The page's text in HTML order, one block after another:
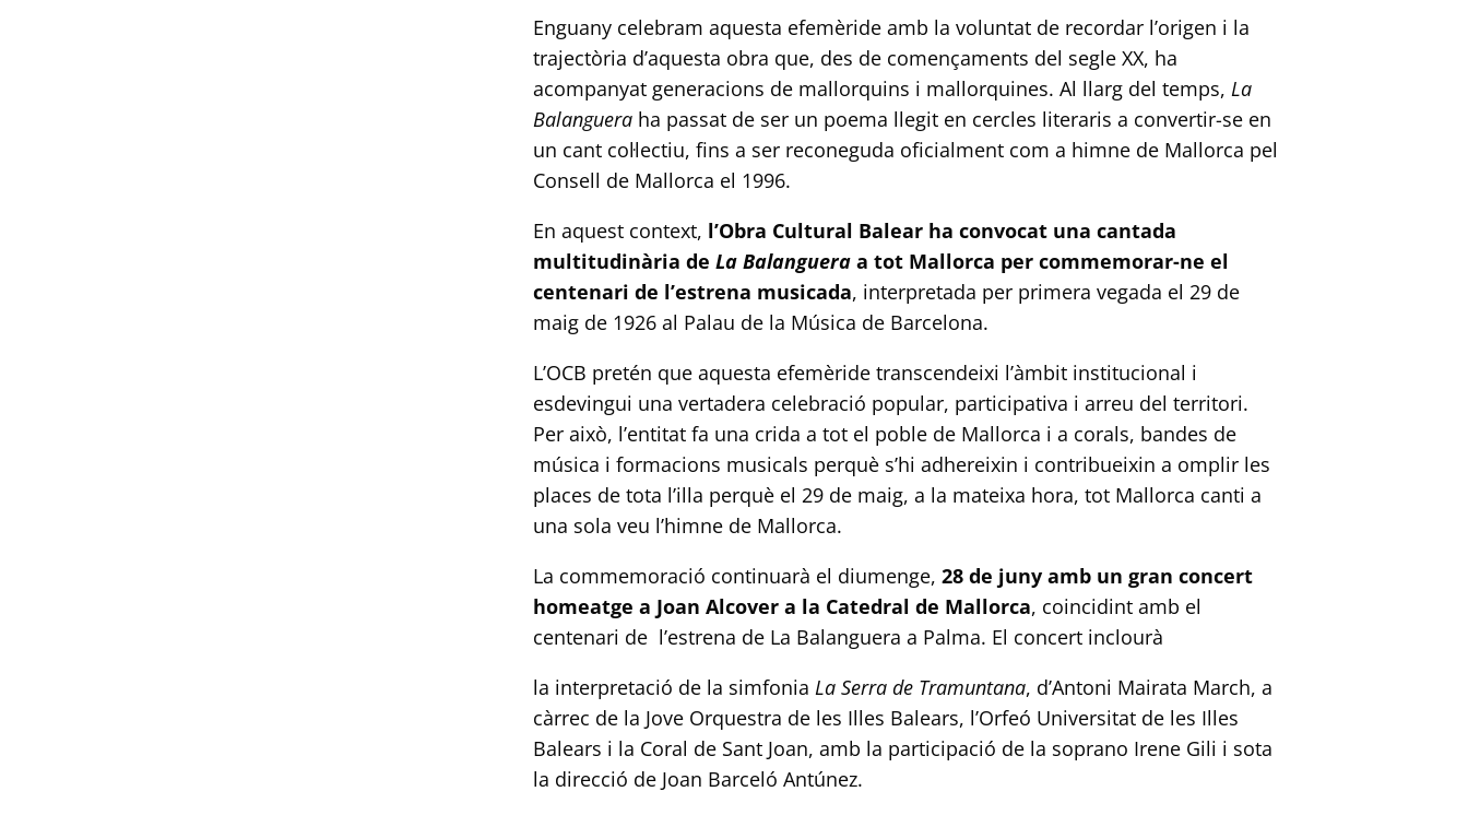
Enguany celebram aquesta efemèride amb la voluntat de recordar l’origen i la
trajectòria d’aquesta obra que, des de començaments del segle XX, ha
acompanyat generacions de mallorquins i mallorquines. Al llarg del temps,La
Balanguera ha passat de ser un poema llegit en cercles literaris a convertir-se en
un cant col·lectiu, fins a ser reconeguda oficialment com a himne de Mallorca pel
Consell de Mallorca el 1996.
En aquest context, l’Obra Cultural Balear ha convocat una cantada
multitudinària deLa Balanguera a tot Mallorca per commemorar-ne el
centenari de l’estrena musicada, interpretada per primera vegada el 29 de
maig de 1926 al Palau de la Música de Barcelona.
L’OCB pretén que aquesta efemèride transcendeixi l’àmbit institucional i
esdevingui una vertadera celebració popular, participativa i arreu del territori.
Per això, l’entitat fa una crida a tot el poble de Mallorca i a corals, bandes de
música i formacions musicals perquè s’hi adhereixin i contribueixin a omplir les
places de tota l’illa perquè el 29 de maig, a la mateixa hora, tot Mallorca canti a
una sola veu l’himne de Mallorca.
La commemoració continuarà el diumenge,28 de juny amb un gran concert
homeatge a Joan Alcover a la Catedral de Mallorca, coincidint amb el
centenari de l’estrena de La Balanguera a Palma. El concert inclourà
la interpretació de la simfoniaLa Serra de Tramuntana, d’Antoni Mairata March, a
càrrec de la Jove Orquestra de les Illes Balears, l’Orfeó Universitat de les Illes
Balears i la Coral de Sant Joan, amb la participació de la soprano Irene Gili i sota
la direcció de Joan Barceló Antúnez.